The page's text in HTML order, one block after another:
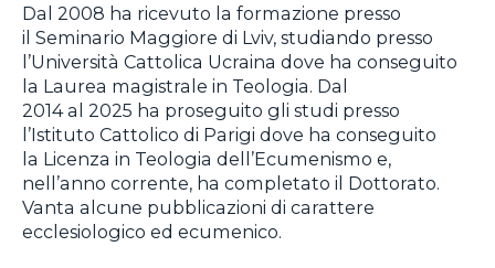
Dal 2008 ha ricevuto la formazione presso
il Seminario Maggiore di Lviv, studiando presso
l’Università Cattolica Ucraina dove ha conseguito
la Laurea magistrale in Teologia. Dal
2014 al 2025 ha proseguito gli studi presso
l’Istituto Cattolico di Parigi dove ha conseguito
la Licenza in Teologia dell’Ecumenismo e,
nell’anno corrente, ha completato il Dottorato.
Vanta alcune pubblicazioni di carattere
ecclesiologico ed ecumenico.